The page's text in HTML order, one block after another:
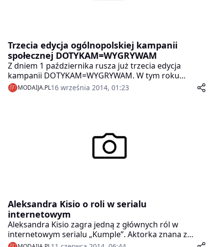
Trzecia edycja ogólnopolskiej kampanii
społecznej DOTYKAM=WYGRYWAM
Z dniem 1 października rusza już trzecia edycja
kampanii DOTYKAM=WYGRYWAM. W tym roku
organizatorzy kampanii, bieliźniana marka Panache
wspólnie ze stowarzyszeniem Polskie Amazonki Ruch
do wsparcia działań na rzecz walki z rakiem piersi.
MODAIJA.PL16 września 2014, 01:23
Aleksandra Kisio o roli w serialu
internetowym
Aleksandra Kisio zagra jedną z głównych ról w
internetowym serialu „Kumple”. Aktorka znana z
serialu „Pierwsza miłość” wierzy w powodzenie